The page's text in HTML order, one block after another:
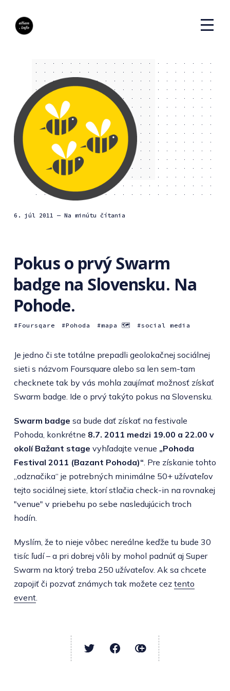
6. júl 2011 — Na minútu čítania
Pokus o prvý Swarm
badge na Slovensku. Na
Pohode.
Foursqare Pohoda mapa 🗺 social media
Je jedno či ste totálne prepadli geolokačnej sociálnej
sieti s názvom Foursquare alebo sa len sem-tam
checknete tak by vás mohla zaujímať možnosť získať
Swarm badge. Ide o prvý takýto pokus na Slovensku.
Swarm badge sa bude dať získať na festivale
Pohoda, konkrétne 8.7. 2011 medzi 19.00 a 22.00 v
okolí Bažant stage vyhľadajte venue „Pohoda
Festival 2011 (Bazant Pohoda)“ . Pre získanie tohto
„odznačika“ je potrebných minimálne 50+ užívateľov
tejto sociálnej siete, ktorí stlačia check-in na rovnakej
"venue" v priebehu po sebe nasledujúcich troch
hodín.
Myslím, že to nieje vôbec nereálne keďže tu bude 30
tisíc ľudí – a pri dobrej vôli by mohol padnúť aj Super
Swarm na ktorý treba 250 užívateľov. Ak sa chcete
zapojiť či pozvať známych tak možete cez tento
event.